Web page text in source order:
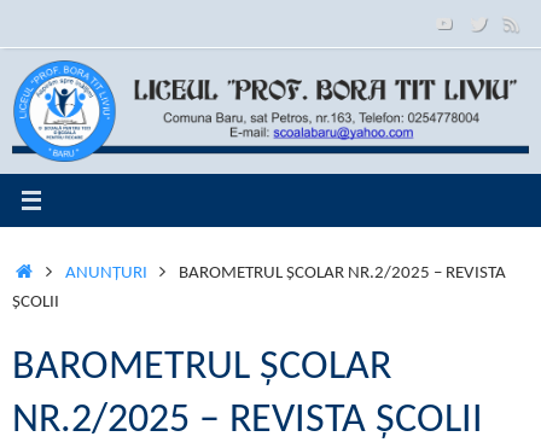
la
conținut
PRIMA
PAGINĂ
ANUNŢURI
BAROMETRUL ȘCOLAR NR.2/2025 – REVISTA
ȘCOLII
BAROMETRUL ȘCOLAR
NR.2/2025 – REVISTA ȘCOLII